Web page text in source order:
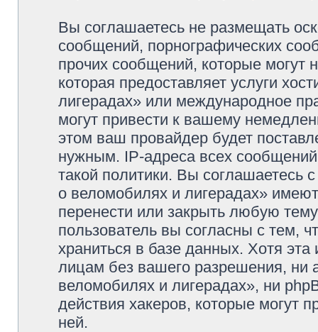
Вы соглашаетесь не размещать
сообщений, порнографических
прочих сообщений, которые могут
которая предоставляет услуги
лигерадах» или международное
могут привести к вашему
этом ваш провайдер будет
нужным. IP-адреса всех
такой политики. Вы
о веломобилях и лигерадах»
перенести или закрыть любую
пользователь вы согласны с тем,
храниться в базе данных. Хотя
лицам без вашего разрешения, ни
веломобилях и лигерадах», ни
действия хакеров, которые могут
ней.